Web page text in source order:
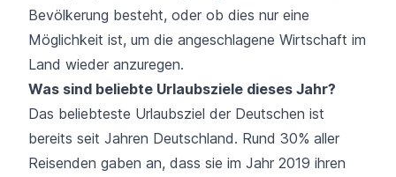
Bevölkerung besteht, oder ob dies nur eine
Möglichkeit ist, um die angeschlagene Wirtschaft im
Land wieder anzuregen.
Was sind beliebte Urlaubsziele dieses Jahr?
Das beliebteste Urlaubsziel der Deutschen ist
bereits seit Jahren Deutschland. Rund 30% aller
Reisenden gaben an, dass sie im Jahr 2019 ihren